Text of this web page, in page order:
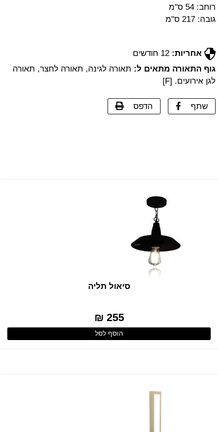
רוחב: 54 ס"מ
גובה: 217 ס"מ
אחריות:
גוף התאורה מתאים ל: תאורה לגינה, תאורה לחצר, תאורה
לגן אירועים. [F]
שתף הדפס
סיאול תליה
255 ₪
הוסף לסל